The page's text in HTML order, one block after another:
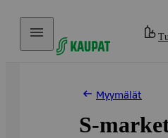
Hyppää sisältöön
Myymälät
S-